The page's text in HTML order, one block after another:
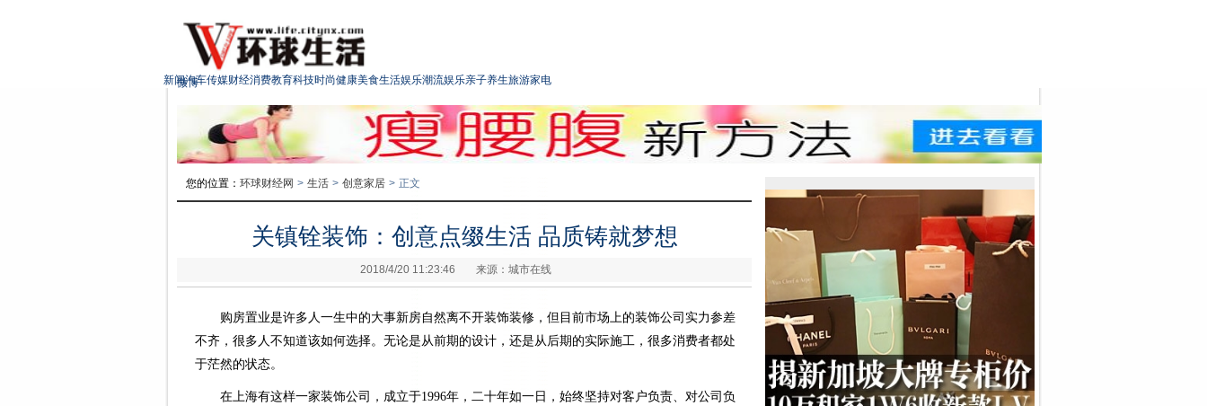
微博
新闻汽车传媒财经消费教育科技时尚健康美食生活娱乐潮流娱乐亲子养生旅游家电
您的位置： 环球财经网 > 生活 > 创意家居 > 正文
关镇铨装饰：创意点缀生活 品质铸就梦想
2018/4/20 11:23:46 来源：城市在线
购房置业是许多人一生中的大事新房自然离不开装饰装修，但目前市场上的装饰公司实力参差
不齐，很多人不知道该如何选择。无论是从前期的设计，还是从后期的实际施工，很多消费者都处
于茫然的状态。
在上海有这样一家装饰公司，成立于1996年，二十年如一日，始终坚持对客户负责、对公司负